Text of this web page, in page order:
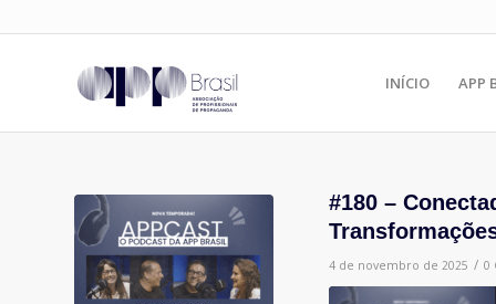
INÍCIO APP
#180 –
4 de novembro de 2025 / 0